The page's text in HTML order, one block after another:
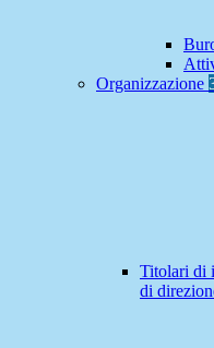
Organizzazione
Titolari di
di